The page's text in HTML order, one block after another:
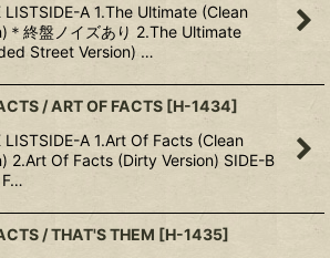
LISTSIDE-A 1.The Ultimate (Clean
＊終盤ノイズあり 2.The Ultimate
Street Version) …
/ ART OF FACTS [H-1434]
LISTSIDE-A 1.Art Of Facts (Clean
2.Art Of Facts (Dirty Version) SIDE-B
F…
/ THAT'S THEM [H-1435]